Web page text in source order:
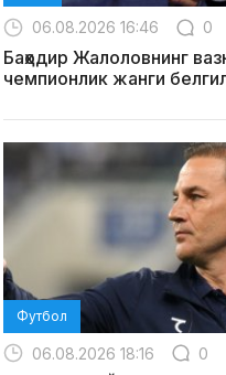
06.08.2026 16:46 0
Баҳодир Жалоловнинг
чемпионлик жанги
Футбол
06.08.2026 18:16 0